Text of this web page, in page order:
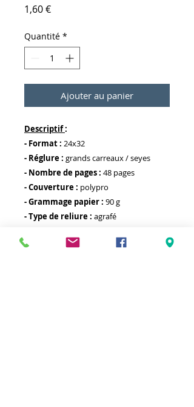
1,60 €Prix
Quantité *
Ajouter au panier
Descriptif:
- Format : 24x32
- Réglure : grands carreaux / seyes
- Nombre de pages : 48 pages
- Couverture : polypro
- Grammage papier : 90 g
- Type de reliure : agrafé